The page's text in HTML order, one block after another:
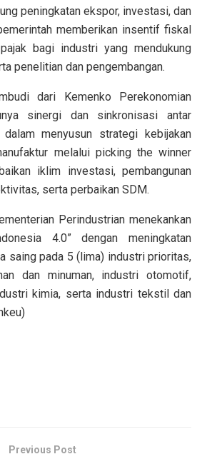
peningkatan ekspor, investasi, dan
memberikan insentif fiskal
bagi industri yang mendukung
penelitian dan pengembangan.
dari Kemenko Perekonomian
sinergi dan sinkronisasi antar
dalam menyusun strategi kebijakan
melalui picking the winner
iklim investasi, pembangunan
serta perbaikan SDM.
Perindustrian menekankan
4.0” dengan meningkatan
saing pada 5 (lima) industri prioritas,
dan minuman, industri otomotif,
kimia, serta industri tekstil dan
Previous Post